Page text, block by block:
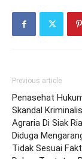
Previous article
Penasehat
Skandal
Agraria Di Siak
Diduga
Tidak Sesuai